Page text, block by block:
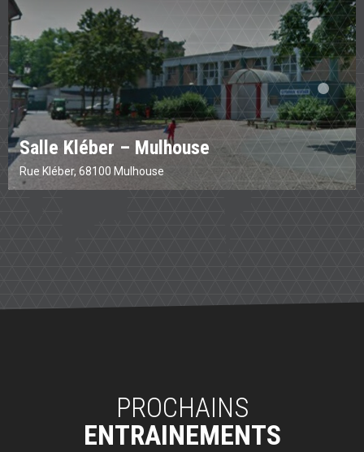
Salle Kléber – Mulhouse
Rue Kléber, 68100 Mulhouse
PROCHAINS
ENTRAINEMENTS